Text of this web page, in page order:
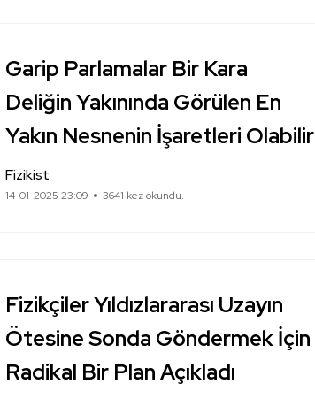
Garip Parlamalar Bir Kara
Deliğin Yakınında Görülen En
Yakın Nesnenin İşaretleri Olabilir
Fizikist
14-01-2025 23:09 3641 kez okundu.
Fizikçiler Yıldızlararası Uzayın
Ötesine Sonda Göndermek İçin
Radikal Bir Plan Açıkladı